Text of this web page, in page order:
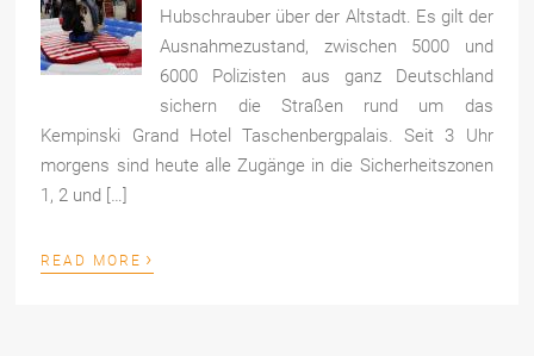
Hubschrauber über der Altstadt. Es gilt der
Ausnahmezustand, zwischen 5000 und
6000 Polizisten aus ganz Deutschland
sichern die Straßen rund um das
Kempinski Grand Hotel Taschenbergpalais. Seit 3 Uhr
morgens sind heute alle Zugänge in die Sicherheitszonen
1, 2 und […]
READ MORE ›